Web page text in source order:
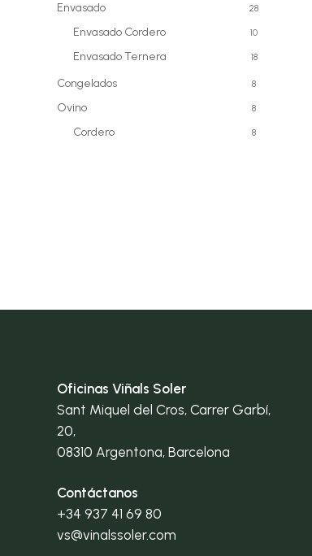
Envasado 28
Envasado Cordero 10
Envasado Ternera 18
Congelados 8
Ovino 8
Cordero 8
Oficinas Viñals Soler
Sant Miquel del Cros, Carrer Garbí,
20,
08310 Argentona, Barcelona
Contáctanos
+34 937 41 69 80
vs@vinalssoler.com